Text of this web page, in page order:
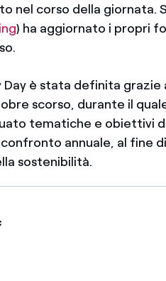
nel corso della giornata.
) ha aggiornato i propri
è stata definita grazie
scorso, durante il
tematiche e obiettivi
annuale, al fine
sostenibilità.